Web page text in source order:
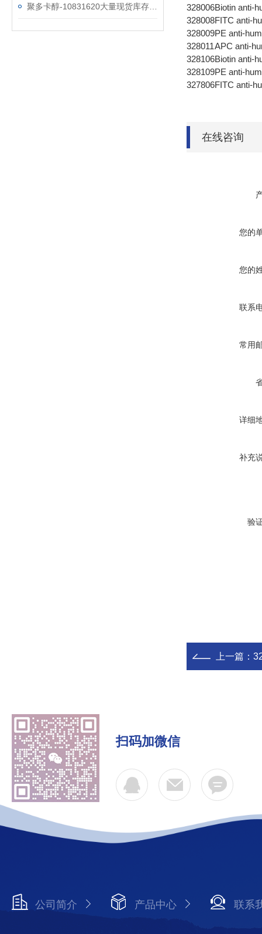
328006Biotin anti-
328008FITC anti-
328009PE anti-
328011APC anti-
328106Biotin anti-
328109PE anti-
327806FITC anti-
在线咨询
您的
您的
联系
常用
详细
补充
验
上一篇：
扫码加微信
公司简介 产品中心 联系